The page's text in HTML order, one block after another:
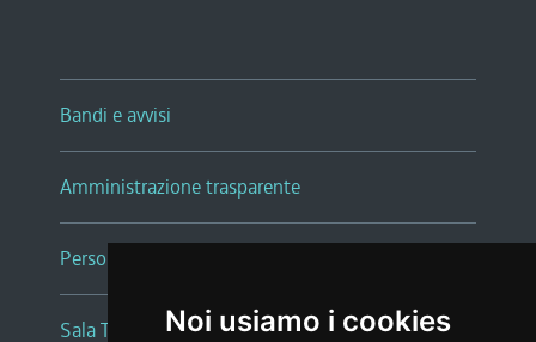
Noi usiamo i cookies
Bandi e avvisi
Amministrazione trasparente
Persone e Uffici
Sala Tiziano Tessitori